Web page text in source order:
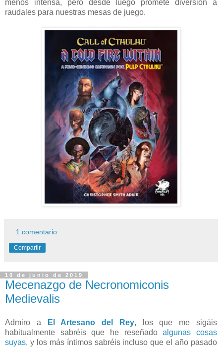
menos intensa, pero desde luego promete diversión a
raudales para nuestras mesas de juego.
1 comentario:
Compartir
10 de junio de 2019
Mecenazgo de Necronomiconis
Medievalis
Admiro a El Artesano del Rey, los que me sigáis
habitualmente sabréis que he reseñadoalgunas cosas
suyas, y los más íntimos sabréis incluso que el año pasado